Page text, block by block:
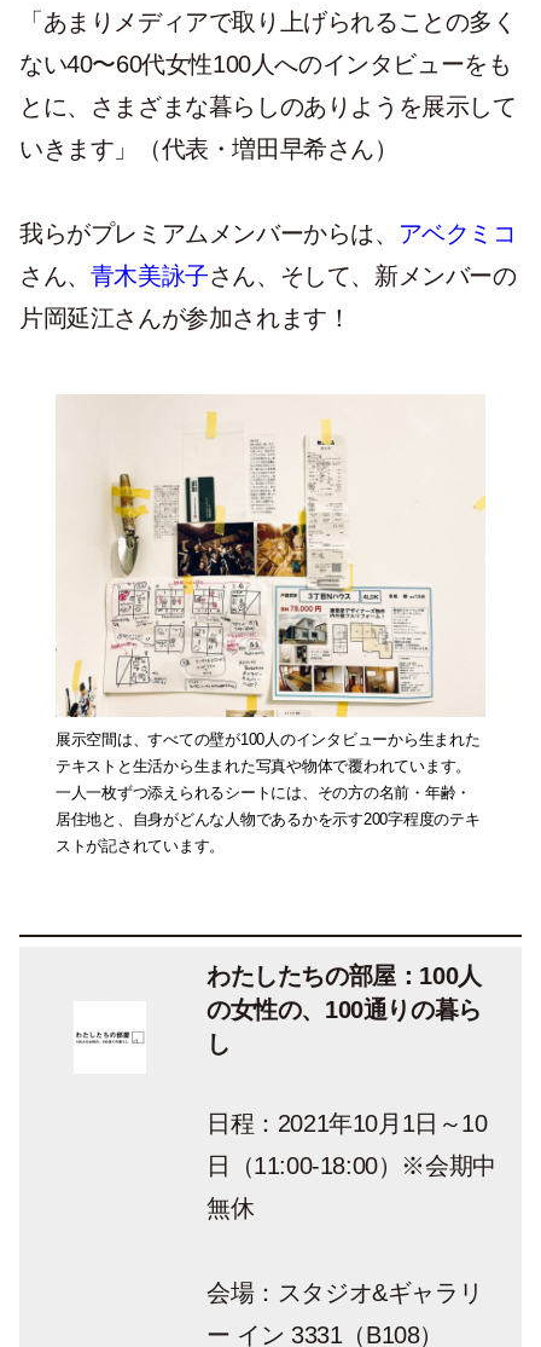
「あまりメディアで取り上げられることの多く
ない40〜60代女性100人へのインタビューをも
とに、さまざまな暮らしのありようを展示して
いきます」（代表・増田早希さん）
我らがプレミアムメンバーからは、
アベクミコ
さん、 青木美詠子さん、そして、新メンバーの
片岡延江さんが参加されます！
展示空間は、すべての壁が100人のインタビューから生まれた
テキストと生活から生まれた写真や物体で覆われています。
一人一枚ずつ添えられるシートには、その方の名前・年齢・
居住地と、自身がどんな人物であるかを示す200字程度のテキ
ストが記されています。
わたしたちの部屋：100人
の女性の、100通りの暮ら
し
日程： 2021年10月1日～10
日（11:00-18:00）※会期中
無休
会場： スタジオ&ギャラリ
ー イン 3331（B108）